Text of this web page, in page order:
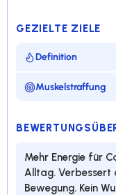
GEZIELTE ZIELE
Definition
Muskelstraffung
Mehr Energie für
Alltag. Verbessert
Bewegung. Kein